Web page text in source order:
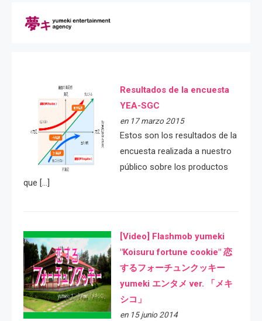
Resultados de la encuesta
YEA-SGC
en 17 marzo 2015
Estos son los resultados de la
encuesta realizada a nuestro
público sobre los productos
que […]
[Video] Flashmob yumeki
"Koisuru fortune cookie" 恋
するフォーチュンクッキー
yumeki エンタメ ver. 「メキ
シコ」
en 15 junio 2014